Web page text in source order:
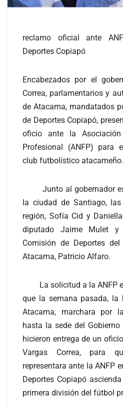
reclamo oficial ante
Deportes Copiapó
Encabezados por el
Correa, parlamentarios y
de Atacama, mandatados
de Deportes Copiapó,
oficio ante la
Profesional (ANFP) para
club futbolístico atacameño.
Junto al gobernador
la ciudad de Santiago,
región, Sofía Cid y
diputado Jaime Mulet
Comisión de Deportes
Atacama, Patricio Alfaro.
La solicitud a la ANFP
que la semana pasada, la
Atacama, marchara por
hasta la sede del
hicieron entrega de un
Vargas Correa, para
representara ante la ANFP
Deportes Copiapó
primera división del fútbol